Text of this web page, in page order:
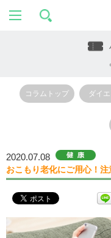
コラムトップ ダイ
2020.07.08
おこもり老化にご用心！